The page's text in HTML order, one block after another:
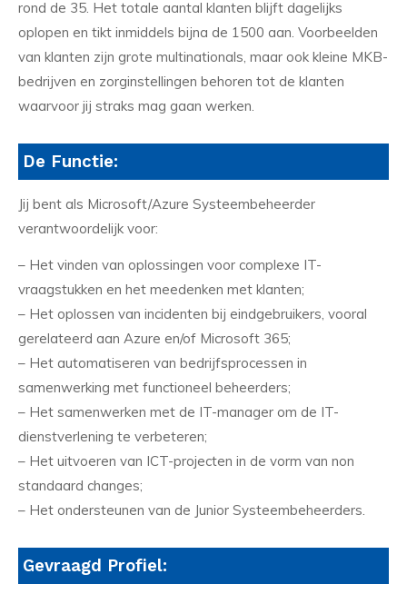
rond de 35. Het totale aantal klanten blijft dagelijks
oplopen en tikt inmiddels bijna de 1500 aan. Voorbeelden
van klanten zijn grote multinationals, maar ook kleine MKB-
bedrijven en zorginstellingen behoren tot de klanten
waarvoor jij straks mag gaan werken.
De Functie:
Jij bent als Microsoft/Azure Systeembeheerder
verantwoordelijk voor:
– Het vinden van oplossingen voor complexe IT-
vraagstukken en het meedenken met klanten;
– Het oplossen van incidenten bij eindgebruikers, vooral
gerelateerd aan Azure en/of Microsoft 365;
– Het automatiseren van bedrijfsprocessen in
samenwerking met functioneel beheerders;
– Het samenwerken met de IT-manager om de IT-
dienstverlening te verbeteren;
– Het uitvoeren van ICT-projecten in de vorm van non
standaard changes;
– Het ondersteunen van de Junior Systeembeheerders.
Gevraagd Profiel: